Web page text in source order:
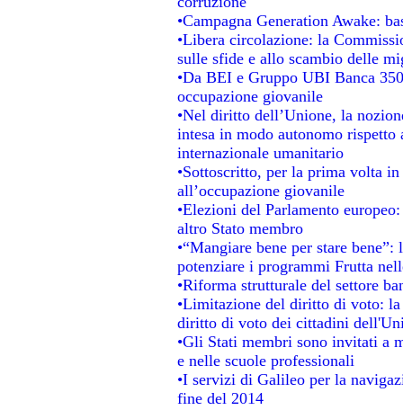
•Campagna Generation Awake:
•Libera circolazione: la
sulle sfide e allo scambio delle
•Da BEI e Gruppo UBI Banca
occupazione giovanile
•Nel diritto dell’Unione, la
intesa in modo autonomo
internazionale umanitario
•Sottoscritto, per la prima volta
all’occupazione giovanile
•Elezioni del Parlamento
altro Stato membro
•“Mangiare bene per stare
potenziare i programmi Frutta
•Riforma strutturale del settore
•Limitazione del diritto di voto:
diritto di voto dei cittadini
•Gli Stati membri sono invitati a
e nelle scuole professionali
•I servizi di Galileo per la
fine del 2014